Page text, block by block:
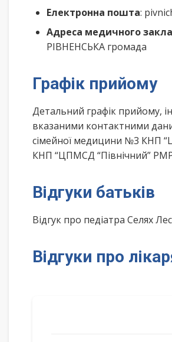
Електронна пошта:
Адреса медичного
РІВНЕНСЬКА громада
Графік прийому
Детальний графік прийому,
вказаними контактними
сімейної медицини №3 КНП
КНП “ЦПМСД “Північний”
Відгуки батьків
Відгук про педіатра Селях
Відгуки про